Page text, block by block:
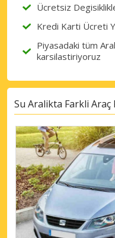
Ücretsiz
Kredi Karti Ücreti
Piyasadaki tüm
karsilastiriyoruz
Su Aralikta Farkli